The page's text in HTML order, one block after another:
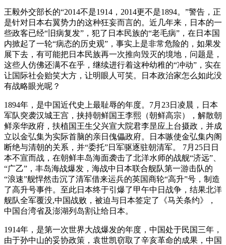
王毅外交部长的“2014不是1914，2014更不是1894。”警告，正
是针对日本右翼势力的这种狂妄而言的。近几年来，日本的一
些政客已经“旧病复发”，犯了日本民族的“老毛病”，在日本国
内掀起了一轮“病态的历史观”，事实上是非常危险的，如果发
展下去，有可能把日本民族再一次推向毁灭的境地，问题是，
这些人仿佛还满不在乎，继续进行着这种幼稚的“冲动”，实在
让国际社会贻笑大方，让明眼人可笑。日本政治家怎么如此没
有战略眼光呢？
1894年，是中国近代史上最耻辱的年度。7月23日凌晨，日本
军队突袭汉城王宫，挟持朝鲜国王李熙（朝鲜高宗），解散朝
鲜亲华政府，扶植国王生父兴宣大院君李昰应上台摄政，并成
立以金弘集为实际首脑的亲日傀儡政府。日本嗾使金弘集内阁
断绝与清朝的关系，并“委托”日军驱逐驻朝清军。 7月25日日
本不宣而战，在朝鲜丰岛海面袭击了北洋水师的战舰“济远”、
“广乙”，丰岛海战爆发，海战中日本联合舰队第一游击队的
“浪速”舰悍然击沉了清军借来运兵的英国商轮“高升”号，制造
了高升号事件。至此日本终于引爆了甲午中日战争，结果北洋
舰队全军覆没,中国战败，被迫与日本签定了《马关条约》，
中国台湾省及澎湖列岛割让给日本。
1914年，是第一次世界大战爆发的年度，中国处于民国三年，
由于孙中山的妥协政策，袁世凯窃取了辛亥革命的成果，中国